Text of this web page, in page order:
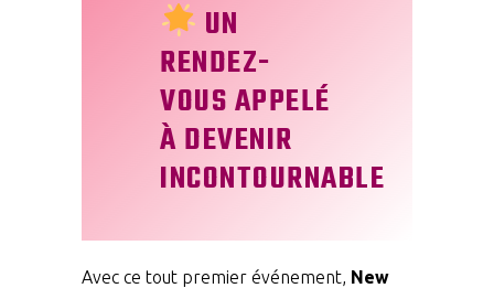
UN
RENDEZ-
VOUS APPELÉ
À DEVENIR
INCONTOURNABLE
Avec ce tout premier événement, New